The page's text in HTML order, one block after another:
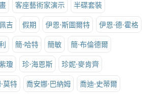
客座藝術家演示 半碟套裝
吉 假期 伊恩·斯圖爾特 伊恩·德·霍格
簡·哈特 簡敏 簡·布倫德爾
瓊 珍·海恩斯 珍妮·麥肯齊
莫特 喬安娜·巴納姆 喬迪·史蒂爾